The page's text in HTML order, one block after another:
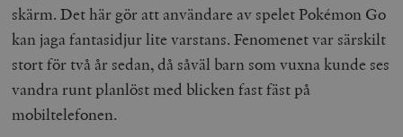
skärm. Det här gör att användare av spelet Pokémon Go
kan jaga fantasidjur lite varstans. Fenomenet var särskilt
stort för två år sedan, då såväl barn som vuxna kunde ses
vandra runt planlöst med blicken fast fäst på
mobiltelefonen.